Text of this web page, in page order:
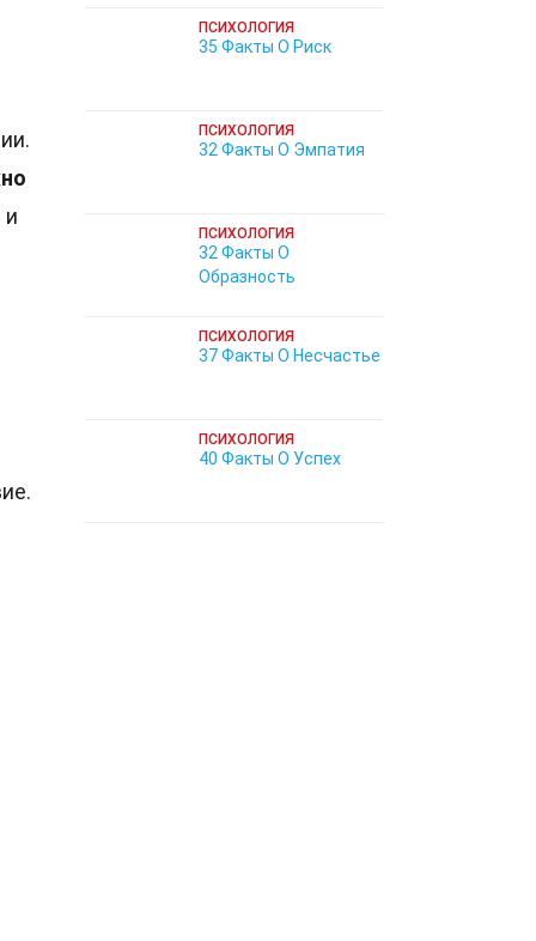
и
ПСИХОЛОГИЯ
35 Факты О Риск
ПСИХОЛОГИЯ
32 Факты О Эмпатия
ПСИХОЛОГИЯ
32 Факты О
Образность
ПСИХОЛОГИЯ
37 Факты О Несчастье
ПСИХОЛОГИЯ
40 Факты О Успех